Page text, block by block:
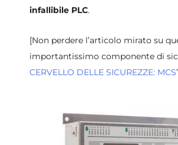
infallibile PLC.
[Non perdere l’articolo mirato su
importantissimo componente di
CERVELLO DELLE SICUREZZE: MCS